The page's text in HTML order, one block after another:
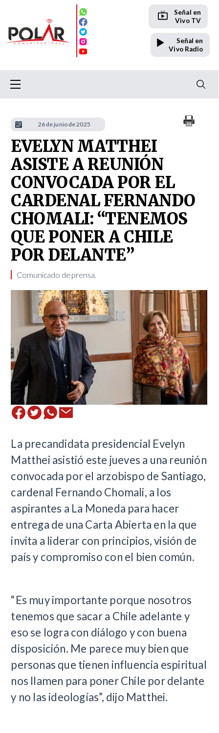
Señal en
Vivo TV
Señal en
Vivo Radio
EVELYN MATTHEI
ASISTE A REUNIÓN
CONVOCADA POR EL
CARDENAL FERNANDO
CHOMALI: “TENEMOS
QUE PONER A CHILE
POR DELANTE”
Comunicado de prensa.
​La precandidata presidencial Evelyn
Matthei asistió este jueves a una reunión
convocada por el arzobispo de Santiago,
cardenal Fernando Chomali, a los
aspirantes a La Moneda para hacer
entrega de una Carta Abierta en la que
invita a liderar con principios, visión de
país y compromiso con el bien común.
“Es muy importante porque nosotros
tenemos que sacar a Chile adelante y
eso se logra con diálogo y con buena
disposición. Me parece muy bien que
personas que tienen influencia espiritual
nos llamen para poner Chile por delante
y no las ideologías”, dijo Matthei.
26 de junio de 2025